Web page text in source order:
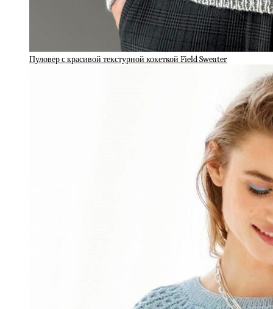
Пуловер с красивой текстурной кокеткой Field Sweater